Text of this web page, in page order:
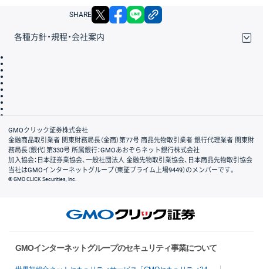
SHARE X facebook
各種方針・規程・会社案内
会社案内
GMOクリック証券株式会社
金融商品取引業者 関東財務局長（金商）第77号 商品先物取引業者 銀行代理業者 関東財
務局長（銀代）第330号 所属銀行：GMOあおぞらネット銀行株式会社
加入協会：日本証券業協会、一般社団法人 金融先物取引業協会、日本商品先物取引協会
当社はGMOインターネットグループ（東証プライム上場9449）のメンバーです。
© GMO CLICK Securities, Inc.
GMOインターネットグループのセキュリティ事業について